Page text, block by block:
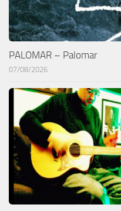
PALOMAR – Palomar
07/08/2026